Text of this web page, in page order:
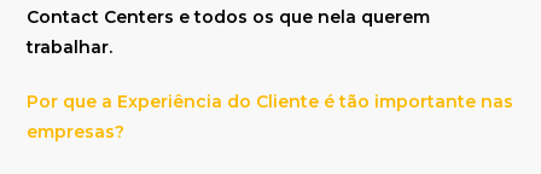
Contact Centers e todos os que nela querem
trabalhar.
Por que a Experiência do Cliente é tão importante nas
empresas?